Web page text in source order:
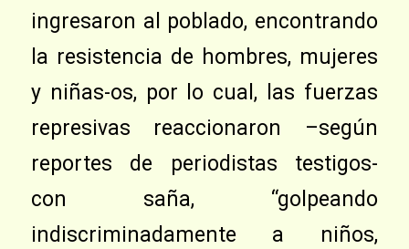
ingresaron al poblado, encontrando
la resistencia de hombres, mujeres
y niñas-os, por lo cual, las fuerzas
represivas reaccionaron –según
reportes de periodistas testigos-
con saña, “golpeando
indiscriminadamente a niños,